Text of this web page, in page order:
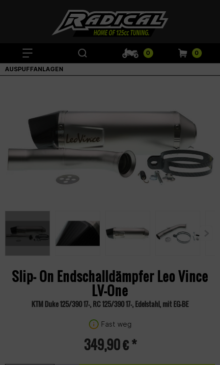
0 0
AUSPUFFANLAGEN
Slip- On Endschalldämpfer Leo Vince
LV-One
KTM Duke 125/390 17-, RC 125/390 17-, Edelstahl, mit EG-BE
Fast weg
349,90 € *